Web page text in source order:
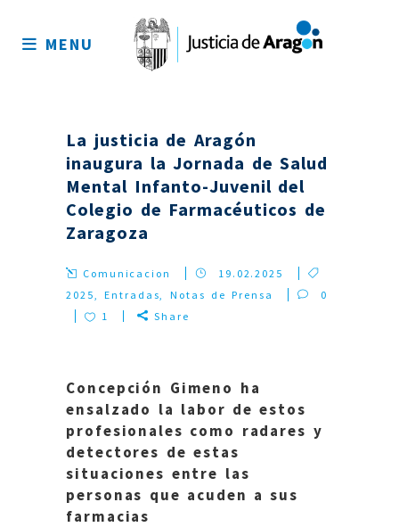
sitio
MENU
La justicia de Aragón
inaugura la Jornada de Salud
Mental Infanto-Juvenil del
Colegio de Farmacéuticos de
Zaragoza
Comunicacion
19.02.2025
2025,Entradas, Notas de Prensa
0
1
Share
Concepción Gimeno ha
ensalzado la labor de estos
profesionales como radares y
detectores de estas
situaciones entre las
personas que acuden a sus
farmacias